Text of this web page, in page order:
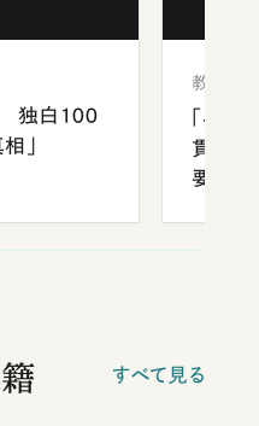
独白100
」
教育
「早
貫校へ
要だっ
すべて見る